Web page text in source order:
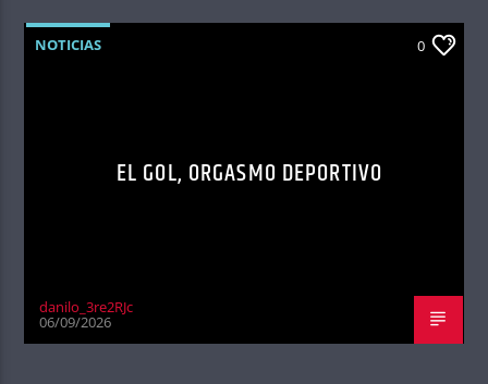
NOTICIAS 0
EL GOL, ORGASMO DEPORTIVO
danilo_3re2RJc
06/09/2026